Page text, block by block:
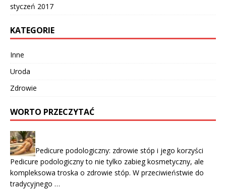
styczeń 2017
KATEGORIE
Inne
Uroda
Zdrowie
WORTO PRZECZYTAĆ
Pedicure podologiczny: zdrowie stóp i jego korzyści
Pedicure podologiczny to nie tylko zabieg kosmetyczny, ale
kompleksowa troska o zdrowie stóp. W przeciwieństwie do
tradycyjnego …